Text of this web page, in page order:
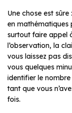
Une chose est sûre
en mathématiques
surtout faire appel
l’observation, la
vous laissez pas
vous quelques
identifier le
tant que vous
fois.